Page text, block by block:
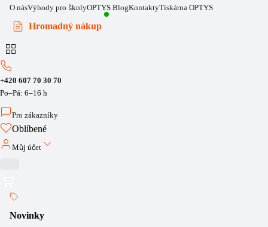
O násVýhody pro školyOPTYS BlogKontaktyTiskárna OPTYS
Hromadný nákup
+420 607 70 30 70
Po–Pá: 6–16 h
Pro zákazníky
Oblíbené
Můj účet
Novinky